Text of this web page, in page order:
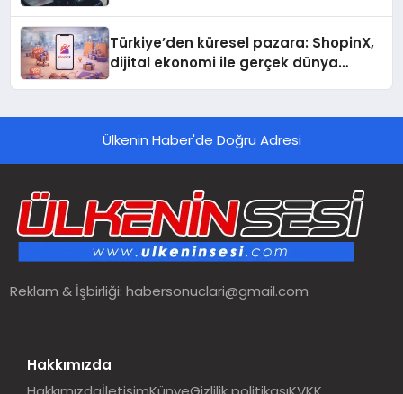
Türkiye’den küresel pazara: ShopinX,
dijital ekonomi ile gerçek dünya
Ülkenin Haber'de Doğru Adresi
Reklam & İşbirliği:habersonuclari@gmail.com
Hakkımızda